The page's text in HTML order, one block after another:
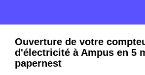
Ouverture de votre
d'électricité à Ampus en 5
papernest